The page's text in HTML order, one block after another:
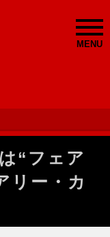
MENU
“フェア
リー・カ